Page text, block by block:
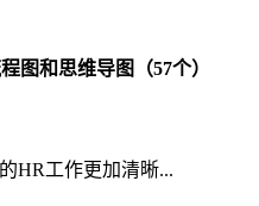
图和思维导图（57个）
HR工作更加清晰...